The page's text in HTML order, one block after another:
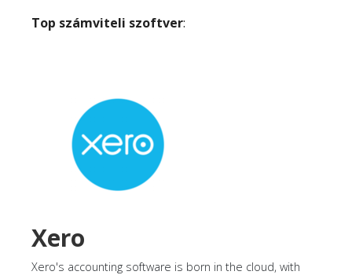
Top számviteli szoftver:
Xero
Xero's accounting software is born in the cloud, with